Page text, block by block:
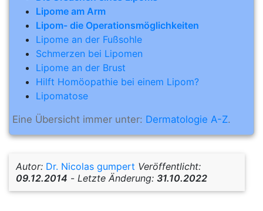
Lipome am Arm
Lipom- die Operationsmöglichkeiten
Lipome an der Fußsohle
Schmerzen bei Lipomen
Lipome an der Brust
Hilft Homöopathie bei einem Lipom?
Lipomatose
Eine Übersicht immer unter: Dermatologie A-Z.
Autor: Dr. Nicolas gumpert Veröffentlicht:
09.12.2014 - Letzte Änderung: 31.10.2022